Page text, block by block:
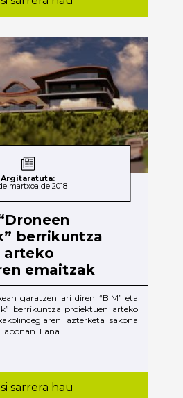
Argitaratuta:
martxoa de 2018
berrikuntza
arteko
emaitzak
garatzen ari diren “BIM” eta
berrikuntza proiektuen arteko
azterketa sakona
Lana ...
sarrera hau